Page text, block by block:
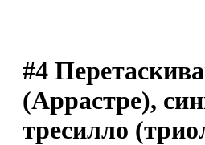
#4
(Аррастре),
тресилло